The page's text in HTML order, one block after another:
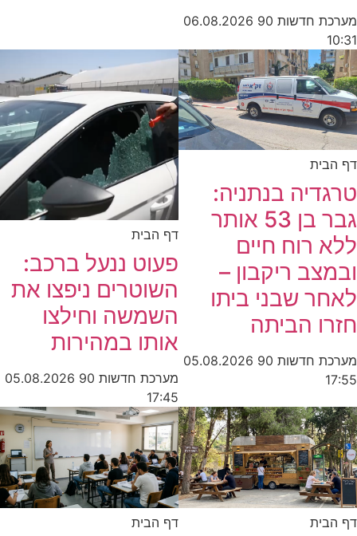
מערכת חדשות 90
06.08.2026
10:31
דף הבית
טרגדיה בנתניה:
גבר בן 53 אותר
ללא רוח חיים
ובמצב ריקבון –
לאחר שבני ביתו
חזרו הביתה
מערכת חדשות 90
05.08.2026
17:55
דף הבית
פעוט ננעל ברכב:
השוטרים ניפצו את
השמשה וחילצו
אותו במהירות
מערכת חדשות 90
05.08.2026
17:45
דף הבית דף הבית